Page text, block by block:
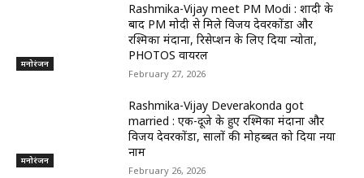
मनोरंजन
Rashmika-Vijay meet PM Modi : शादी के
बाद PM मोदी से मिले विजय देवरकोंडा और
रश्मिका मंदाना, रिसेप्शन के लिए दिया न्योता,
PHOTOS वायरल
February 27, 2026
मनोरंजन
Rashmika-Vijay Deverakonda got
married : एक-दूजे के हुए रश्मिका मंदाना और
विजय देवरकोंडा, सालों की मोहब्बत को दिया नया
नाम
February 26, 2026